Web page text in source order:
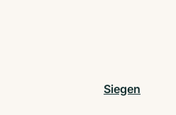
Siegen